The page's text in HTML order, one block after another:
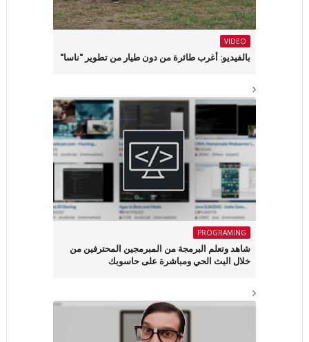
VIDEO
بالفيديو: أغرب طائرة من دون طيار من تطوير "ناسا"
PROGRAMING
شاهد وتعلم البرمجة من المبرمجين المحترفين من
خلال البث الحي ومباشرة على حاسوبك